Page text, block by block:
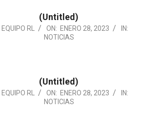
(Untitled)
EQUIPO RL ON: ENERO 28, 2023
IN:
NOTICIAS
(Untitled)
EQUIPO RL ON: ENERO 28, 2023
IN:
NOTICIAS